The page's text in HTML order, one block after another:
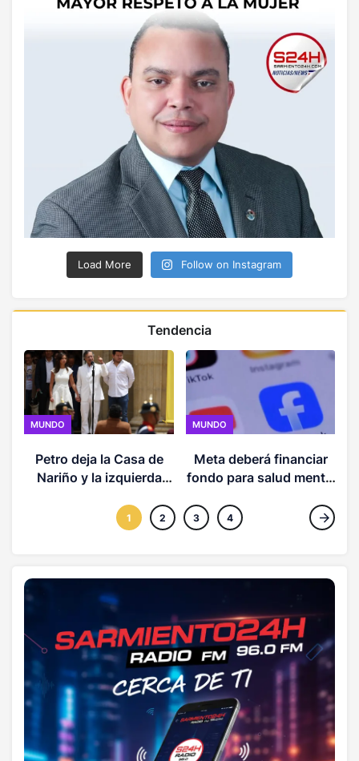
Load More Follow on Instagram
Tendencia
MUNDO
Petro deja la Casa de
Nariño y la izquierda
Colombia
MUNDO
Meta deberá financiar
fondo para salud mental
EE. UU.
1 2 3 4